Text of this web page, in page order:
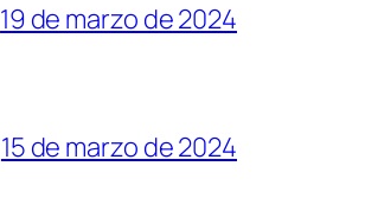
19 de marzo de 2024
15 de marzo de 2024